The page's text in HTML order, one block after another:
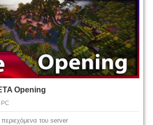
Opening
PC
του server